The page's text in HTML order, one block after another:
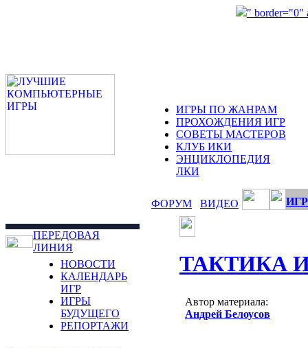
" border="0"
ИГРЫ ПО ЖАНРАМ
ПРОХОЖДЕНИЯ ИГР
СОВЕТЫ МАСТЕРОВ
КЛУБ ИКИ
ЭНЦИКЛОПЕДИЯ
ЛКИ
ФОРУМ ВИДЕО
ПЕРЕДОВАЯ
ЛИНИЯ
НОВОСТИ
КАЛЕНДАРЬ
ИГР
ИГРЫ
БУДУЩЕГО
РЕПОРТАЖИ
ТАКТИКА
Автор материала:
Андрей Белоусов